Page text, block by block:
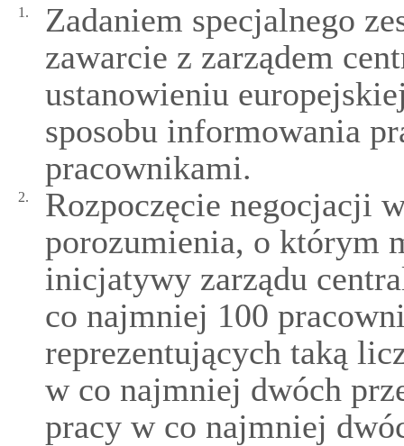
1.
Zadaniem specjalnego
zawarcie z zarządem
ustanowieniu
sposobu informowania
pracownikami.
2.
Rozpoczęcie negocjacji
porozumienia, o którym
inicjatywy zarządu
co najmniej 100
reprezentujących taką
w co najmniej dwóch
pracy w co najmniej